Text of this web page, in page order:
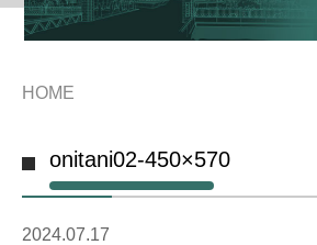
HOME
onitani02-450×570
2024.07.17